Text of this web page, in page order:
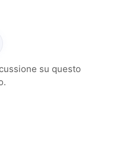
su questo